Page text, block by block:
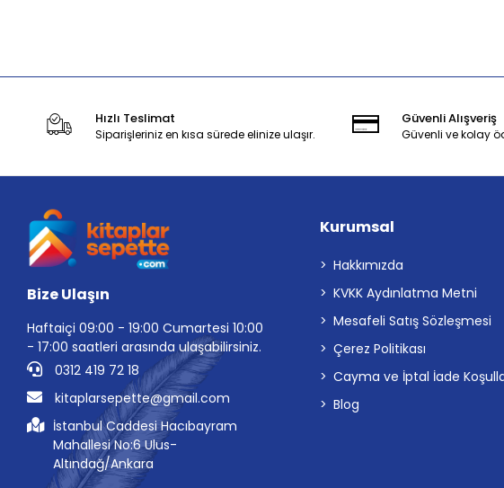
Hızlı Teslimat
Siparişleriniz en kısa sürede elinize ulaşır.
Güvenli Alışveriş
Güvenli ve kolay
Bize Ulaşın
Haftaiçi 09:00 - 19:00 Cumartesi 10:00
- 17:00 saatleri arasında ulaşabilirsiniz.
0312 419 72 18
kitaplarsepette@gmail.com
İstanbul Caddesi Hacıbayram
Mahallesi No:6 Ulus-
Altındağ/Ankara
Kurumsal
Hakkımızda
KVKK Aydınlatma Metni
Mesafeli Satış Sözleşmesi
Çerez Politikası
Cayma ve İptal İade
Blog